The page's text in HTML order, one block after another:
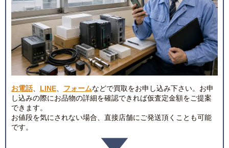
お電話、 LINE、 フォームなどで買取をお申し込み下さい。お申
し込みの際にお品物の詳細を確認できれば仮査定金額をご提案
できます。
お値段を気にされない場合、直接店舗にご発送頂くことも可能
です。